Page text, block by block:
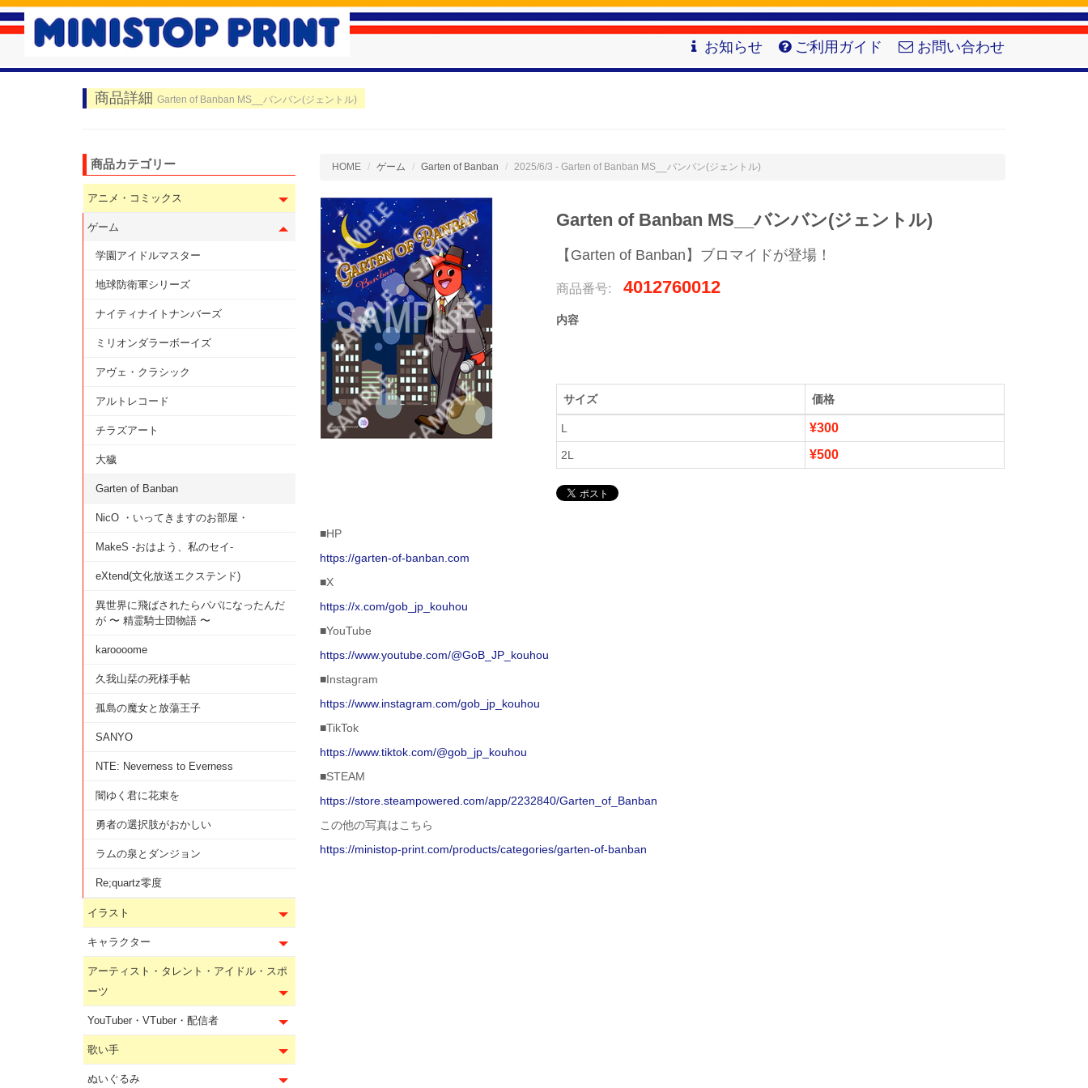
お知らせ ご利用ガイド お問い合わせ
商品詳細 Garten of Banban MS__バンバン(ジェントル)
HOME ゲーム Garten of Banban 2025/6/3 - Garten of Banban MS__バンバン(ジェントル)
Garten of Banban MS__バンバン(ジェントル)
【Garten of Banban】ブロマイドが登場！
商品番号: 4012760012
内容
サイズ 価格
L ¥300
2L ¥500
■HP
https://garten-of-banban.com
■X
https://x.com/gob_jp_kouhou
■YouTube
https://www.youtube.com/@GoB_JP_kouhou
■Instagram
https://www.instagram.com/gob_jp_kouhou
■TikTok
https://www.tiktok.com/@gob_jp_kouhou
■STEAM
https://store.steampowered.com/app/2232840/Garten_of_Banban
この他の写真はこちら
https://ministop-print.com/products/categories/garten-of-banban
商品カテゴリー
アニメ・コミックス
ゲーム
学園アイドルマスター
地球防衛軍シリーズ
ナイティナイトナンバーズ
ミリオンダラーボーイズ
アヴェ・クラシック
アルトレコード
チラズアート
大穢
Garten of Banban
NicO ・いってきますのお部屋・
MakeS -おはよう、私のセイ-
eXtend(文化放送エクステンド)
異世界に飛ばされたらパパになったんだ
が 〜 精霊騎士団物語 〜
karoooome
久我山栞の死様手帖
孤島の魔女と放蕩王子
SANYO
NTE: Neverness to Everness
闇ゆく君に花束を
勇者の選択肢がおかしい
ラムの泉とダンジョン
Re;quartz零度
イラスト
キャラクター
アーティスト・タレント・アイドル・スポ
ーツ
YouTuber・VTuber・配信者
歌い手
ぬいぐるみ